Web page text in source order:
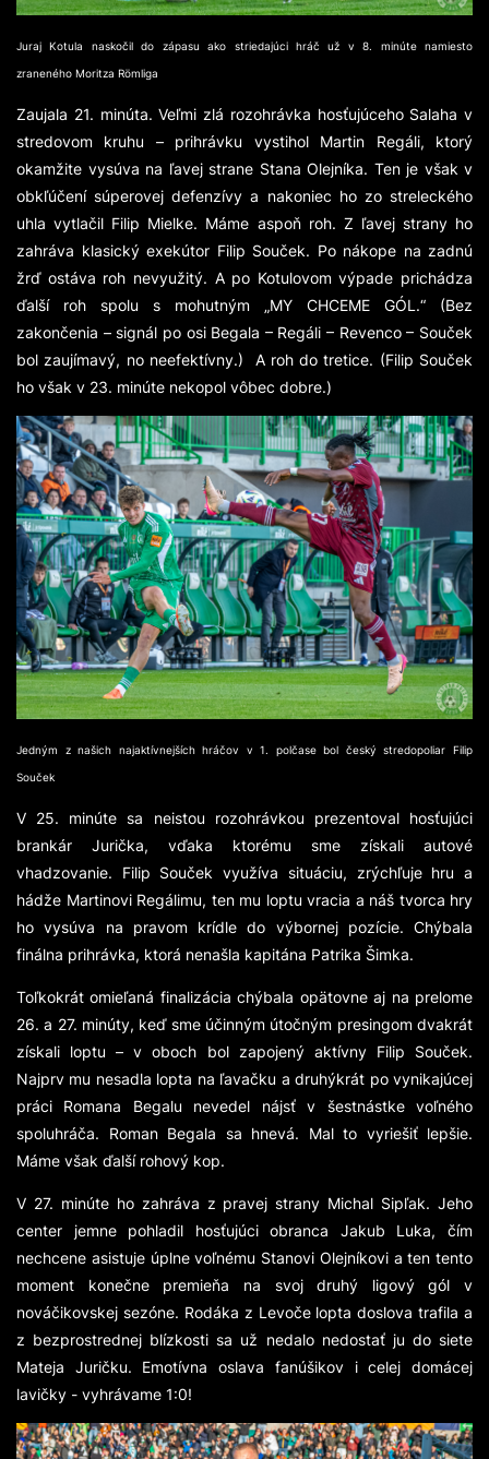
Juraj Kotula naskočil do zápasu ako striedajúci hráč už v 8. minúte namiesto
zraneného Moritza Römliga
Zaujala 21. minúta. Veľmi zlá rozohrávka hosťujúceho Salaha v
stredovom kruhu – prihrávku vystihol Martin Regáli, ktorý
okamžite vysúva na ľavej strane Stana Olejníka. Ten je však v
obkľúčení súperovej defenzívy a nakoniec ho zo streleckého
uhla vytlačil Filip Mielke. Máme aspoň roh. Z ľavej strany ho
zahráva klasický exekútor Filip Souček. Po nákope na zadnú
žrď ostáva roh nevyužitý. A po Kotulovom výpade prichádza
ďalší roh spolu s mohutným „MY CHCEME GÓL.“ (Bez
zakončenia – signál po osi Begala – Regáli – Revenco – Souček
bol zaujímavý, no neefektívny.) A roh do tretice. (Filip Souček
ho však v 23. minúte nekopol vôbec dobre.)
Jedným z našich najaktívnejších hráčov v 1. polčase bol český stredopoliar Filip
Souček
V 25. minúte sa neistou rozohrávkou prezentoval hosťujúci
brankár Jurička, vďaka ktorému sme získali autové
vhadzovanie. Filip Souček využíva situáciu, zrýchľuje hru a
hádže Martinovi Regálimu, ten mu loptu vracia a náš tvorca hry
ho vysúva na pravom krídle do výbornej pozície. Chýbala
finálna prihrávka, ktorá nenašla kapitána Patrika Šimka.
Toľkokrát omieľaná finalizácia chýbala opätovne aj na prelome
26. a 27. minúty, keď sme účinným útočným presingom dvakrát
získali loptu – v oboch bol zapojený aktívny Filip Souček.
Najprv mu nesadla lopta na ľavačku a druhýkrát po vynikajúcej
práci Romana Begalu nevedel nájsť v šestnástke voľného
spoluhráča. Roman Begala sa hnevá. Mal to vyriešiť lepšie.
Máme však ďalší rohový kop.
V 27. minúte ho zahráva z pravej strany Michal Sipľak. Jeho
center jemne pohladil hosťujúci obranca Jakub Luka, čím
nechcene asistuje úplne voľnému Stanovi Olejníkovi a ten tento
moment konečne premieňa na svoj druhý ligový gól v
nováčikovskej sezóne. Rodáka z Levoče lopta doslova trafila a
z bezprostrednej blízkosti sa už nedalo nedostať ju do siete
Mateja Juričku. Emotívna oslava fanúšikov i celej domácej
lavičky - vyhrávame 1:0!